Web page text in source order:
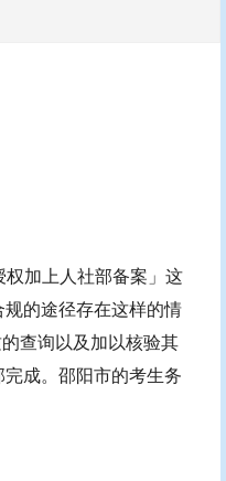
权加上人社部备案」这
的途径存在这样的情
的查询以及加以核验其
成。邵阳市的考生务